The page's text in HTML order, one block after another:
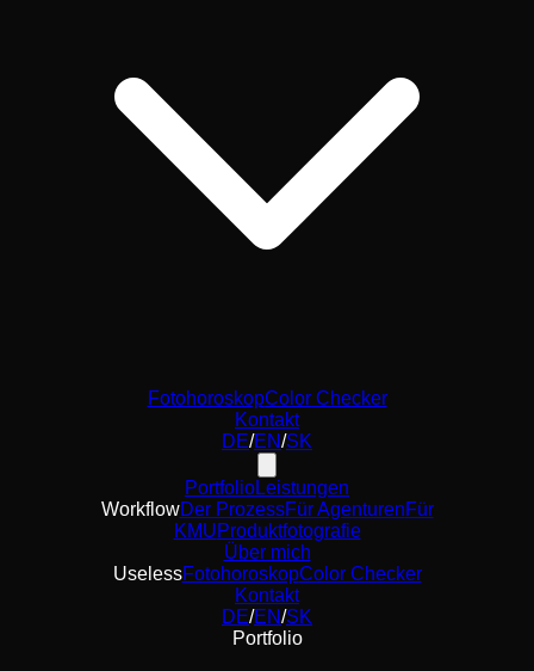
FotohoroskopColor Checker
Kontakt
DE/EN/SK
PortfolioLeistungen
WorkflowDer ProzessFür AgenturenFür
KMUProduktfotografie
Über mich
UselessFotohoroskopColor Checker
Kontakt
DE/EN/SK
Portfolio